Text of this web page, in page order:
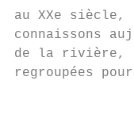
au XXe siècle,
connaissons
de la rivière,
regroupées